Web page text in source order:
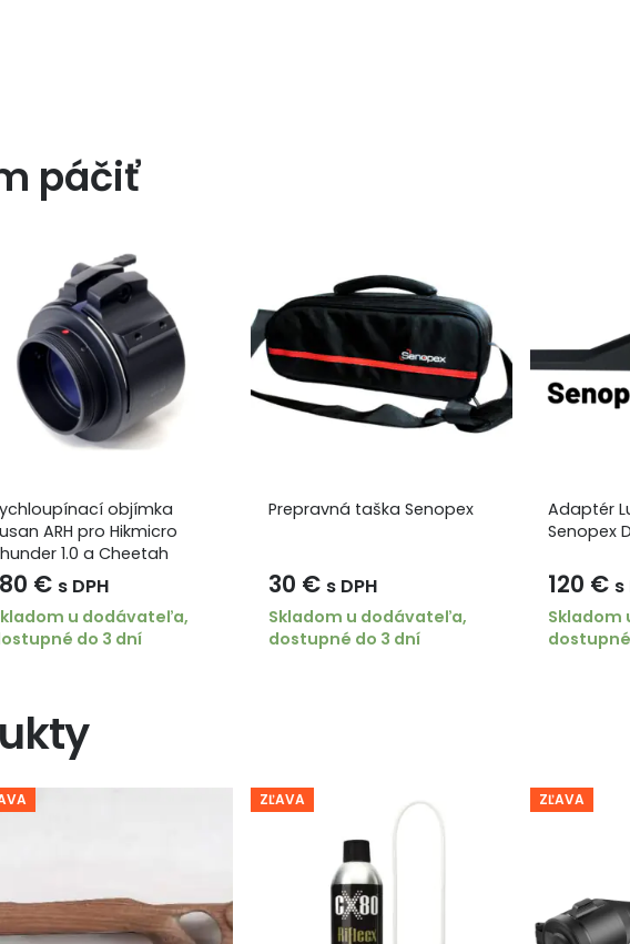
páčiť
objímka
ARH pro Hikmicro
1.0 a Cheetah
objímky: 55 mm
€ s DPH
u dodávateľa,
do 3 dní
Prepravná taška Senopex
30 € s DPH
Skladom u dodávateľa,
dostupné do 3 dní
Adaptér
Senopex
120 € s
Skladom
ZĽAVA ZĽAVA